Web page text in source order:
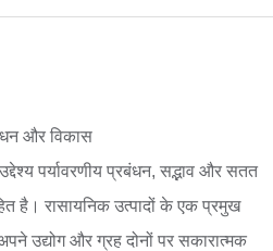
और विकास
पर्यावरणीय प्रबंधन, सद्भाव और सतत
है। रासायनिक उत्पादों के एक प्रमुख
उद्योग और ग्रह दोनों पर सकारात्मक